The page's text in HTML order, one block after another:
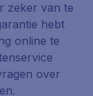
zeker van te
hebt
online te
over